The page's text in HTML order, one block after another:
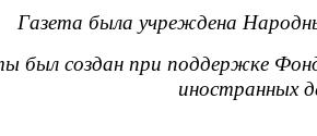
Газета была учреждена
был создан при поддержке
иностранных